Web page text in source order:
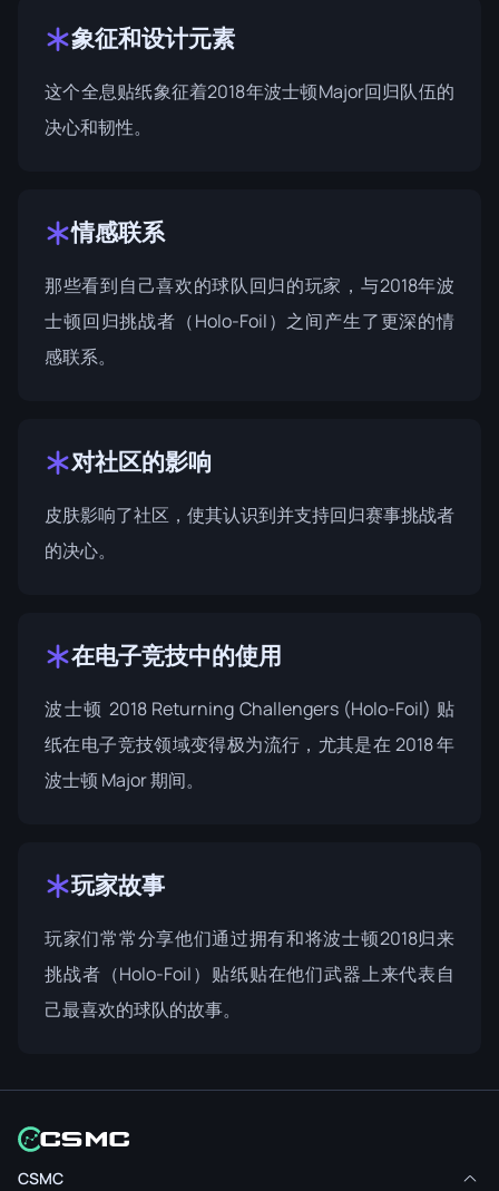
象征和设计元素
这个全息贴纸象征着2018年波士顿Major回归队伍的
决心和韧性。
情感联系
那些看到自己喜欢的球队回归的玩家，与2018年波
士顿回归挑战者（Holo-Foil）之间产生了更深的情
感联系。
对社区的影响
皮肤影响了社区，使其认识到并支持回归赛事挑战者
的决心。
在电子竞技中的使用
波士顿 2018 Returning Challengers (Holo-Foil) 贴
纸在电子竞技领域变得极为流行，尤其是在 2018 年
波士顿 Major 期间。
玩家故事
玩家们常常分享他们通过拥有和将波士顿2018归来
挑战者（Holo-Foil）贴纸贴在他们武器上来代表自
己最喜欢的球队的故事。
CSMC